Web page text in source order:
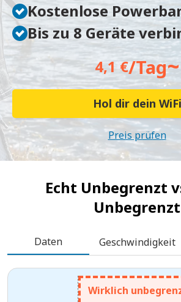
Kostenlose
Bis zu 8 Geräte
4,1 €/Tag~
Hol dir dein WiFi
Preis prüfen
Echt Unbegrenzt
Unbegrenzt
Daten Geschwindigkeit
Wirklich